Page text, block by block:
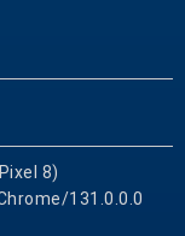
8)
131.0.0.0